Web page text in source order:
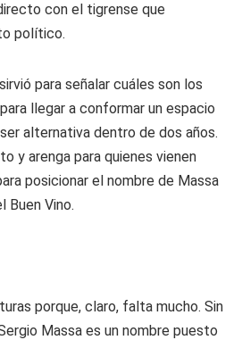
con el tigrense que
político.
para señalar cuáles son los
llegar a conformar un espacio
alternativa dentro de dos años.
y arenga para quienes vienen
posicionar el nombre de Massa
Buen Vino.
porque, claro, falta mucho. Sin
Massa es un nombre puesto